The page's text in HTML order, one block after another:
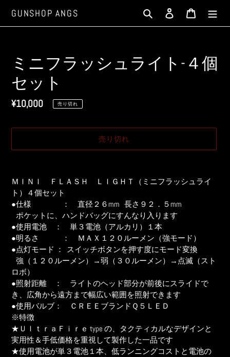
テ
GUNSHOP ANGS 検索 ログインカート
ミニフラッシュライト-４個
セット
通
価
格
¥10,000 売り切れ
売り切れ
ー
ト
に
商
品
を
追
加
す
る
ＭＩＮＩ ＦＬＡＳＨ ＬＩＧＨＴ（ミニフラッシュライ
ト）４個セット
●仕様 ： 直径２６mm 長さ９２．５mm
ポケットに、ハンドバッグにすんなり入ります
●使用電池 ： 単３電池（アルカリ）１本
●明るさ ： ＭＡＸ１２０ルーメン（強モード）
●点灯モード ： スイッチボタンを押す度にモード変換
強（１２０ルーメン）→弱（３０ルーメン）→点滅（スト
ロボ）
●照射距離 ： ライトのヘッド部分が前後にスライドで
き、広角から遠方まで幅広い範囲を照射できます
●使用バルブ： ＣＲＥＥブランドＱ５ＬＥＤ
※特徴
★ＵｌｔｒａＦｉｒｅ type の、タクティカルなデザインと
実用性＆手低価格を重視して製作した一品です
★使用電池が単３電池１本、低ランニングコストと電池の